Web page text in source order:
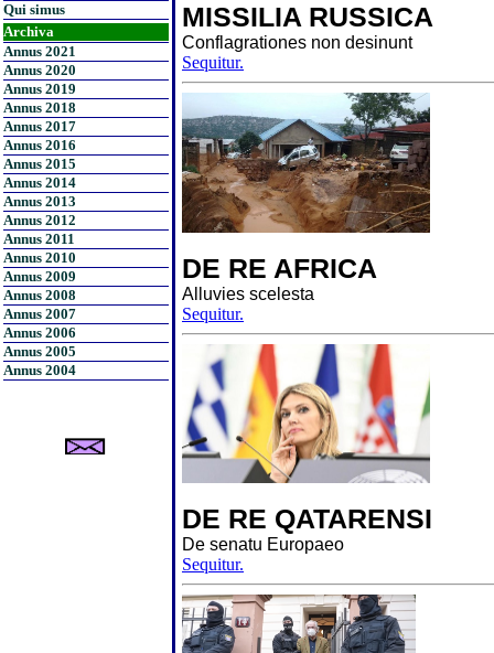
Qui simus
Archiva
Annus 2021
Annus 2020
Annus 2019
Annus 2018
Annus 2017
Annus 2016
Annus 2015
Annus 2014
Annus 2013
Annus 2012
Annus 2011
Annus 2010
Annus 2009
Annus 2008
Annus 2007
Annus 2006
Annus 2005
Annus 2004
MISSILIA RUSSICA
Conflagrationes non desinunt
Sequitur.
DE RE AFRICA
Alluvies scelesta
Sequitur.
DE RE QATARENSI
De senatu Europaeo
Sequitur.